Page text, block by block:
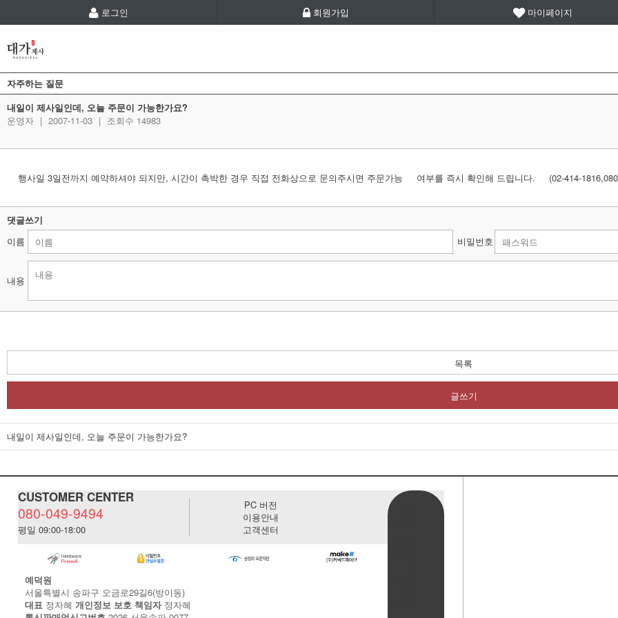
로그인 회원가입 마이페이지
자주하는 질문
내일이 제사일인데, 오늘 주문이 가능한가요?
운영자 | 2007-11-03 | 조회수 14983
행사일 3일전까지 예약하셔야 되지만, 시간이 촉박한 경우 직접 전화상으로 문의주시면 주문가능 여부를 즉시 확인해 드립니다. (02-414-
댓글쓰기
이름
비밀번호
내용
목록
글쓰기
내일이 제사일인데, 오늘 주문이 가능한가요?
CUSTOMER CENTER
080-049-9494
평일 09:00-18:00
PC 버전
이용안내
고객센터
예덕원
서울특별시 송파구 오금로29길6(방이동)
대표정자혜 개인정보 보호 책임자정자혜